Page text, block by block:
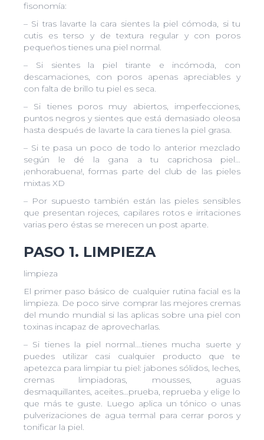
fisonomía:
– Si tras lavarte la cara sientes la piel cómoda, si tu
cutis es terso y de textura regular y con poros
pequeños tienes una piel normal.
– Si sientes la piel tirante e incómoda, con
descamaciones, con poros apenas apreciables y
con falta de brillo tu piel es seca.
– Si tienes poros muy abiertos, imperfecciones,
puntos negros y sientes que está demasiado oleosa
hasta después de lavarte la cara tienes la piel grasa.
– Si te pasa un poco de todo lo anterior mezclado
según le dé la gana a tu caprichosa piel…
¡enhorabuena!, formas parte del club de las pieles
mixtas XD
– Por supuesto también están las pieles sensibles
que presentan rojeces, capilares rotos e irritaciones
varias pero éstas se merecen un post aparte.
PASO 1. LIMPIEZA
limpieza
El primer paso básico de cualquier rutina facial es la
limpieza. De poco sirve comprar las mejores cremas
del mundo mundial si las aplicas sobre una piel con
toxinas incapaz de aprovecharlas.
– Si tienes la piel normal….tienes mucha suerte y
puedes utilizar casi cualquier producto que te
apetezca para limpiar tu piel: jabones sólidos, leches,
cremas limpiadoras, mousses, aguas
desmaquillantes, aceites…prueba, reprueba y elige lo
que más te guste. Luego aplica un tónico o unas
pulverizaciones de agua termal para cerrar poros y
tonificar la piel.